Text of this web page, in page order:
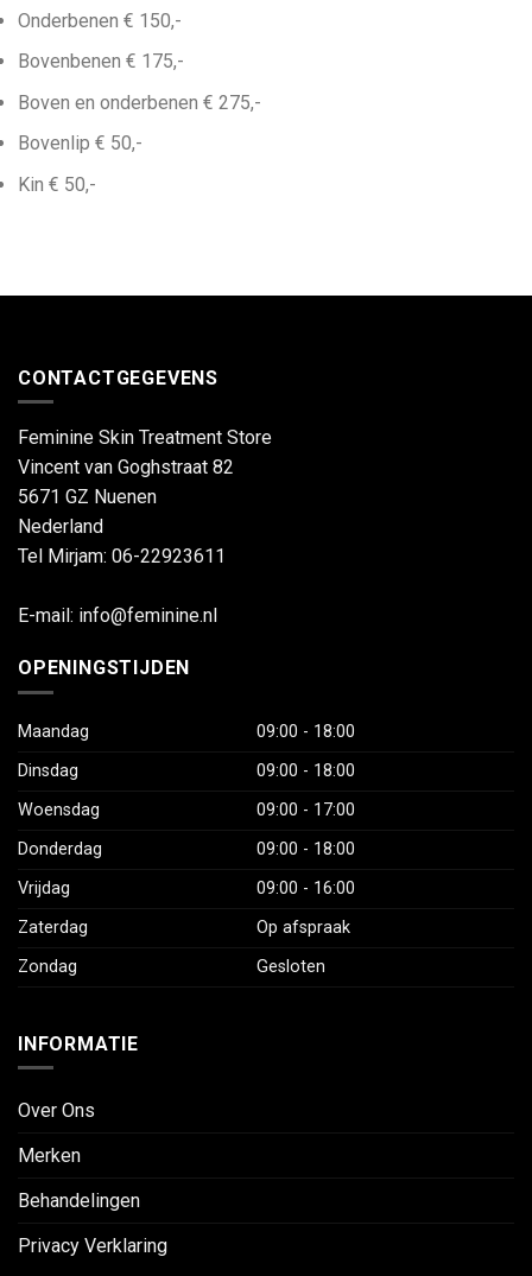
Onderbenen € 150,-
Bovenbenen € 175,-
Boven en onderbenen € 275,-
Bovenlip € 50,-
Kin € 50,-
CONTACTGEGEVENS
Feminine Skin Treatment Store
Vincent van Goghstraat 82
5671 GZ Nuenen
Nederland
Tel Mirjam: 06-22923611
E-mail: info@feminine.nl
OPENINGSTIJDEN
Maandag
09:00 - 18:00
Dinsdag
09:00 - 18:00
Woensdag
09:00 - 17:00
Donderdag
09:00 - 18:00
Vrijdag
09:00 - 16:00
Zaterdag
Op afspraak
Zondag
Gesloten
INFORMATIE
Over Ons
Merken
Behandelingen
Privacy Verklaring